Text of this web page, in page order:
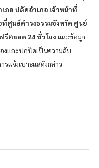
ภอ ปลัดอำเภอ เจ้าหน้าที่
ศูนย์ดำรงธรรมจังหวัด ศูนย์
รีตลอด 24 ชั่วโมง และข้อมูล
องและปกปิดเป็นความลับ
เจ้งเบาะเเสดังกล่าว